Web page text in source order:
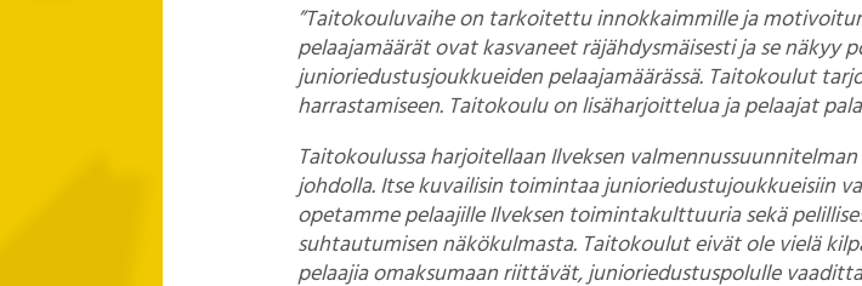
”Taitokouluvaihe on tarkoitettu innokkaimmille ja
pelaajamäärät ovat kasvaneet räjähdysmäisesti ja se näkyy
junioriedustusjoukkueiden pelaajamäärässä. Taitokoulut
harrastamiseen. Taitokoulu on lisäharjoittelua ja pelaajat
Taitokoulussa harjoitellaan Ilveksen
johdolla. Itse kuvailisin toimintaa junioriedustujoukkueisiin
opetamme pelaajille Ilveksen toimintakulttuuria sekä
suhtautumisen näkökulmasta. Taitokoulut eivät ole vielä
pelaajia omaksumaan riittävät, junioriedustuspolulle